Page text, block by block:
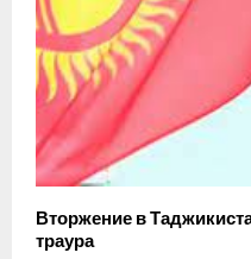
Вторжение в
траура